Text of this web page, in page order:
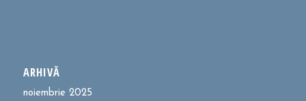
ARHIVĂ
noiembrie 2025